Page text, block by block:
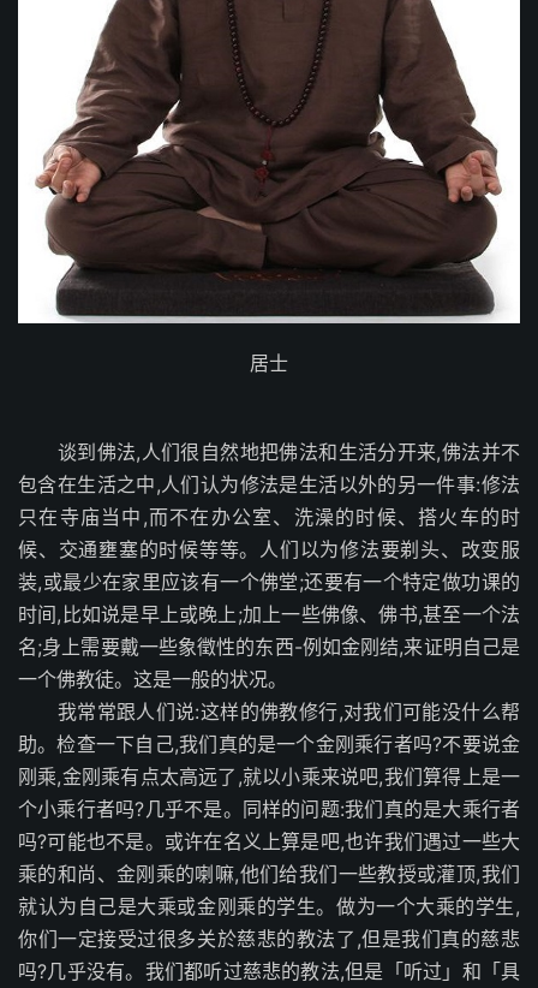
居士
谈到佛法,人们很自然地把佛法和生活分开来,佛法并不
包含在生活之中,人们认为修法是生活以外的另一件事:修法
只在寺庙当中,而不在办公室、洗澡的时候、搭火车的时
候、交通壅塞的时候等等。人们以为修法要剃头、改变服
装,或最少在家里应该有一个佛堂;还要有一个特定做功课的
时间,比如说是早上或晚上;加上一些佛像、佛书,甚至一个法
名;身上需要戴一些象徵性的东西-例如金刚结,来证明自己是
一个佛教徒。这是一般的状况。
我常常跟人们说:这样的佛教修行,对我们可能没什么帮
助。检查一下自己,我们真的是一个金刚乘行者吗?不要说金
刚乘,金刚乘有点太高远了,就以小乘来说吧,我们算得上是一
个小乘行者吗?几乎不是。同样的问题:我们真的是大乘行者
吗?可能也不是。或许在名义上算是吧,也许我们遇过一些大
乘的和尚、金刚乘的喇嘛,他们给我们一些教授或灌顶,我们
就认为自己是大乘或金刚乘的学生。做为一个大乘的学生,
你们一定接受过很多关於慈悲的教法了,但是我们真的慈悲
吗?几乎没有。我们都听过慈悲的教法,但是「听过」和「具